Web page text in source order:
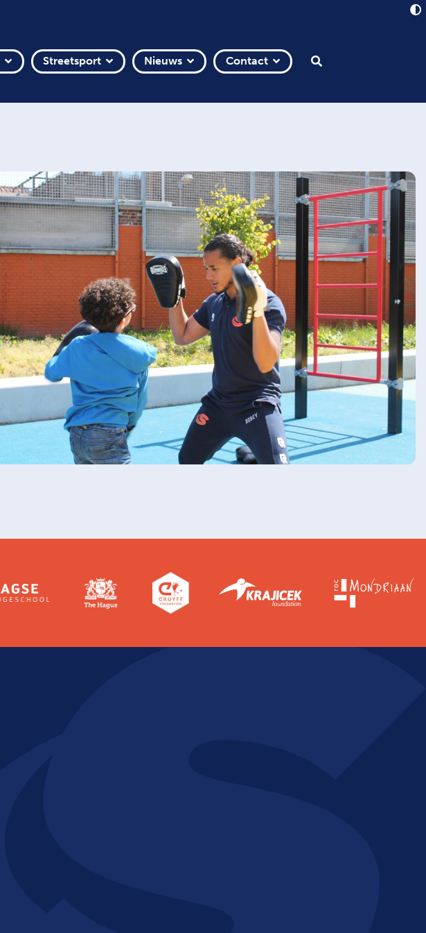
Streetsport Nieuws Contact